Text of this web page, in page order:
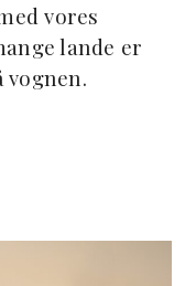
vores
lande er
vognen.